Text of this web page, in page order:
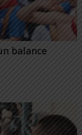
balance